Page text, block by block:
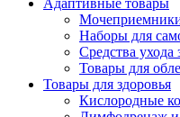
Адаптивные товары
Наборы для
Средства ухода
Товары для
Товары для здоровья
Кислородные